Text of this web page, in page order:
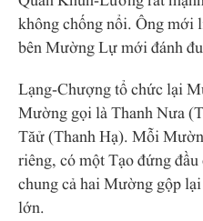
không chống nổi. Ông
bên Mường Lự mới đánh
Lạng-Chượng tổ chức lại
Mường gọi là Thanh Nưa
Tăử (Thanh Hạ). Mỗi
riêng, có một Tạo đứng
chung cả hai Mường gộp
lớn.